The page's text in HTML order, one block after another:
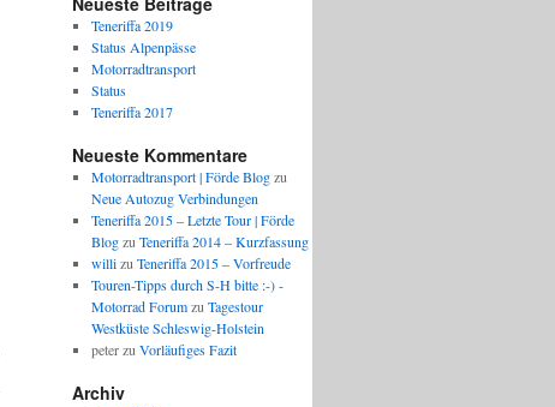
Teneriffa 2019
Status Alpenpässe
Motorradtransport
Status
Teneriffa 2017
Neueste Kommentare
Motorradtransport | Förde Blogzu
Neue Autozug Verbindungen
Teneriffa 2015 – Letzte Tour | Förde
Blogzu Teneriffa 2014 – Kurzfassung
willizu Teneriffa 2015 – Vorfreude
Touren-Tipps durch S-H bitte :-) -
Motorrad Forumzu Tagestour
Westküste Schleswig-Holstein
peterzu Vorläufiges Fazit
Archiv